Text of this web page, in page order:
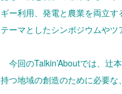
ギー利用、発電と農業を両立
テーマとしたシンポジウムやツ
今回のTalkin’Aboutでは、辻
持つ地域の創造のために必要な